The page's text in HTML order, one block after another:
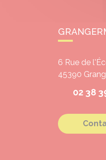
6 Rue de
45390
02 38